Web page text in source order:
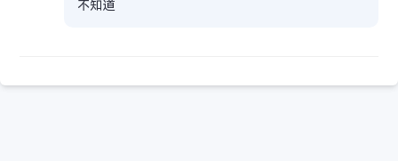
不知道